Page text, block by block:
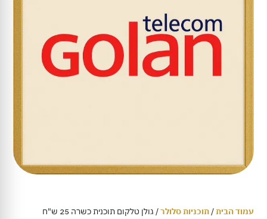
עמוד הבית/תוכניות סלולר/ גולן טלקום תוכנית כשרה 25 ש"ח